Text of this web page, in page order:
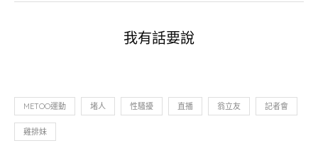
我有話要說
METOO運動 堵人 性騷擾 直播 翁立友 記者會
雞排妹